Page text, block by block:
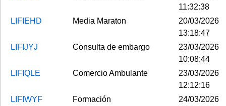
11:32:38
LIFIEHD
Media Maraton
20/03/2026
13:18:47
LIFIJYJ
Consulta de embargo
23/03/2026
10:08:44
LIFIQLE
Comercio Ambulante
23/03/2026
12:12:16
LIFIWYF
Formación
24/03/2026